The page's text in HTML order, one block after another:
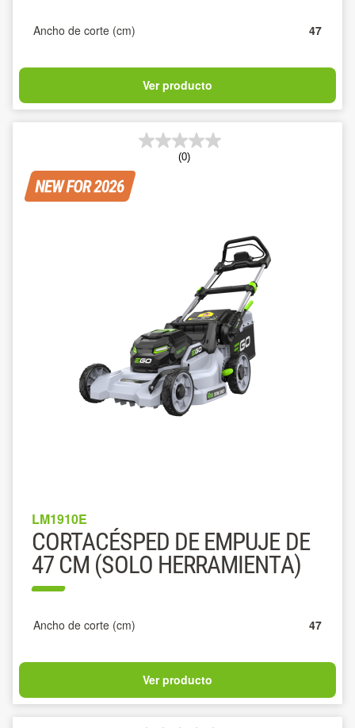
Ancho de corte (cm) 47
Ver producto
(0)
LM1910E
CORTACÉSPED DE EMPUJE DE
47 CM (SOLO HERRAMIENTA)
Ancho de corte (cm) 47
Ver producto